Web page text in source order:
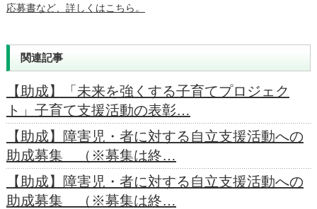
応募書など、詳しくはこちら。
関連記事
【助成】「未来を強くする子育てプロジェク
ト」子育て支援活動の表彰…
【助成】障害児・者に対する自立支援活動への
助成募集 （※募集は終…
【助成】障害児・者に対する自立支援活動への
助成募集 （※募集は終…